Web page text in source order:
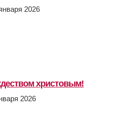
2026
христовым!
2026